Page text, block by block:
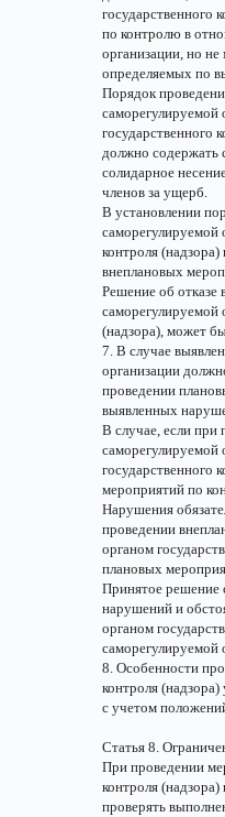
государственного
по контролю в
организации, но
определяемых по
Порядок
саморегулируемой
государственного
должно содержать
солидарное
членов за ущерб.
В установлении
саморегулируемой
контроля
внеплановых
Решение об отказе
саморегулируемой
(надзора), может
7. В случае
организации
проведении
выявленных
В случае, если при
саморегулируемой
государственного
мероприятий по
Нарушения
проведении
органом
плановых
Принятое решение
нарушений и
органом
саморегулируемой
8. Особенности
контроля
с учетом
Статья 8.
При проведении
контроля (надзора)
проверять